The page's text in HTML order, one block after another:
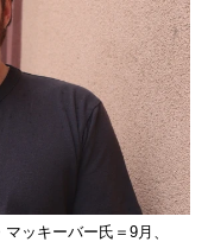
ッキーバー氏＝9月、